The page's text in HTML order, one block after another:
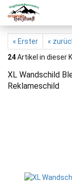
« Erster «
24Artikel in dieser
XL Wandschild
Reklameschild